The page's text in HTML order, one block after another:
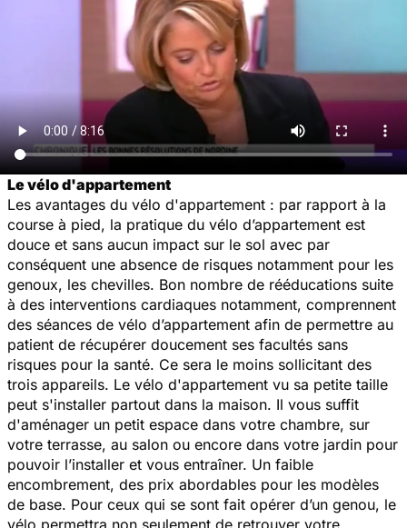
Le vélo d'appartement
Les avantages du vélo d'appartement : par rapport à la
course à pied, la pratique du vélo d’appartement est
douce et sans aucun impact sur le sol avec par
conséquent une absence de risques notamment pour les
genoux, les chevilles. Bon nombre de rééducations suite
à des interventions cardiaques notamment, comprennent
des séances de vélo d’appartement afin de permettre au
patient de récupérer doucement ses facultés sans
risques pour la santé. Ce sera le moins sollicitant des
trois appareils. Le vélo d'appartement vu sa petite taille
peut s'installer partout dans la maison. Il vous suffit
d'aménager un petit espace dans votre chambre, sur
votre terrasse, au salon ou encore dans votre jardin pour
pouvoir l’installer et vous entraîner. Un faible
encombrement, des prix abordables pour les modèles
de base. Pour ceux qui se sont fait opérer d’un genou, le
vélo permettra non seulement de retrouver votre